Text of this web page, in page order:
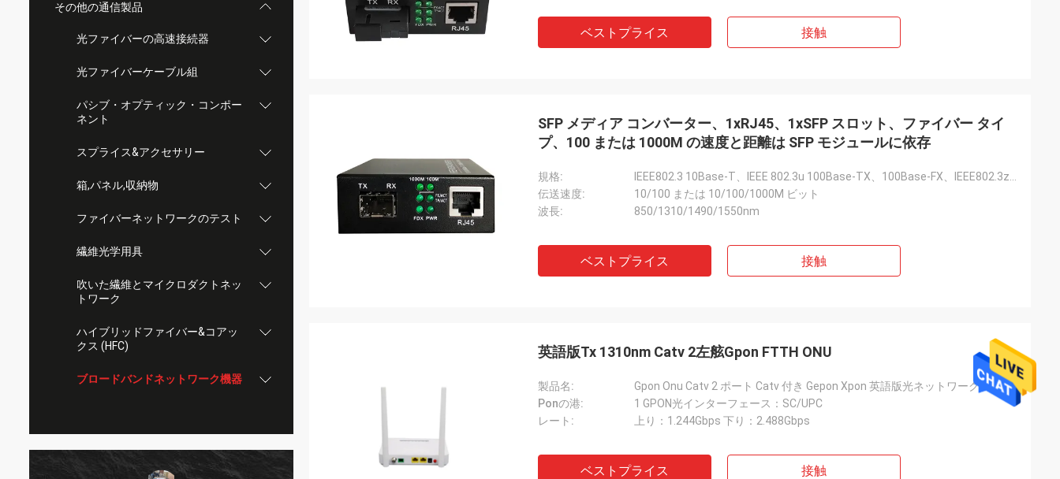
その他の通信製品
光ファイバーの高速接続器
光ファイバーケーブル組
パシブ・オプティック・コンポー
ネント
スプライス&アクセサリー
箱,パネル,収納物
ファイバーネットワークのテスト
繊維光学用具
吹いた繊維とマイクロダクトネッ
トワーク
ハイブリッドファイバー&コアッ
クス (HFC)
ブロードバンドネットワーク機器
ベストプライス 接触
SFP メディア コンバーター、1xRJ45、1xSFP スロット、ファイバー タイ
プ、100 または 1000M の速度と距離は SFP モジュールに依存
規格:
伝送速度:
10/100 または 10/100/1000M ビット
波長:
850/1310/1490/1550nm
ベストプライス 接触
英語版Tx 1310nm Catv 2左舷Gpon FTTH ONU
製品名:
Gpon Onu Catv 2 ポート Catv 付き Gepon Xpon 英語版光ネットワークユニット WIFI ルーター FTTH Ont ファミリー Gpon Onu Cat
Ponの港:
1 GPON光インターフェース：SC/UPC
レート:
上り：1.244Gbps 下り：2.488Gbps
ベストプライス 接触